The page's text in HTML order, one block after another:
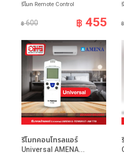
รีโมท Remote Control
฿600 ฿ 455 ฿
รีโมทคอนโทรลแอร์
Universal AMENA...